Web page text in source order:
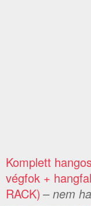
Komplett
végfok +
RACK) – nem